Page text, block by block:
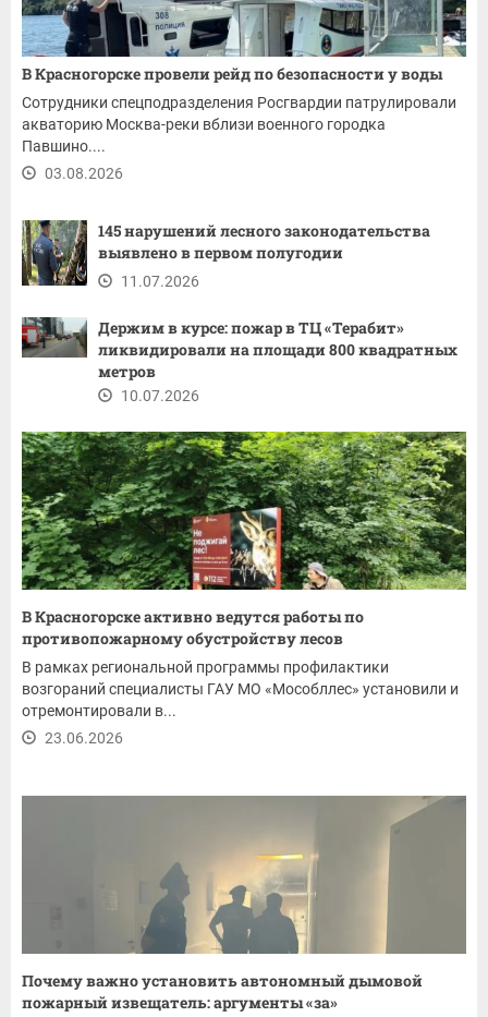
В Красногорске провели рейд по безопасности у воды
Сотрудники спецподразделения Росгвардии патрулировали
акваторию Москва-реки вблизи военного городка
Павшино....
03.08.2026
145 нарушений лесного законодательства
выявлено в первом полугодии
11.07.2026
Держим в курсе: пожар в ТЦ «Терабит»
ликвидировали на площади 800 квадратных
метров
10.07.2026
В Красногорске активно ведутся работы по
противопожарному обустройству лесов
В рамках региональной программы профилактики
возгораний специалисты ГАУ МО «Мособллес» установили и
отремонтировали в...
23.06.2026
Почему важно установить автономный дымовой
пожарный извещатель: аргументы «за»